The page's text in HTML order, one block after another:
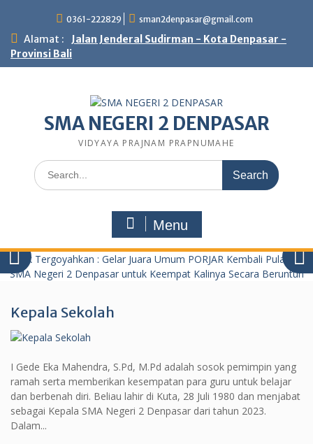
content
0361-222829 sman2denpasar@gmail.com
Alamat :
Jalan Jenderal Sudirman - Kota Denpasar -
Provinsi Bali
SMA NEGERI 2 DENPASAR
VIDYAYA PRAJNAM PRAPNUMAHE
Search
for:
Menu
Kepala Sekolah
I Gede Eka Mahendra, S.Pd, M.Pd adalah sosok pemimpin yang
ramah serta memberikan kesempatan para guru untuk belajar
dan berbenah diri. Beliau lahir di Kuta, 28 Juli 1980 dan menjabat
sebagai Kepala SMA Negeri 2 Denpasar dari tahun 2023.
Dalam...